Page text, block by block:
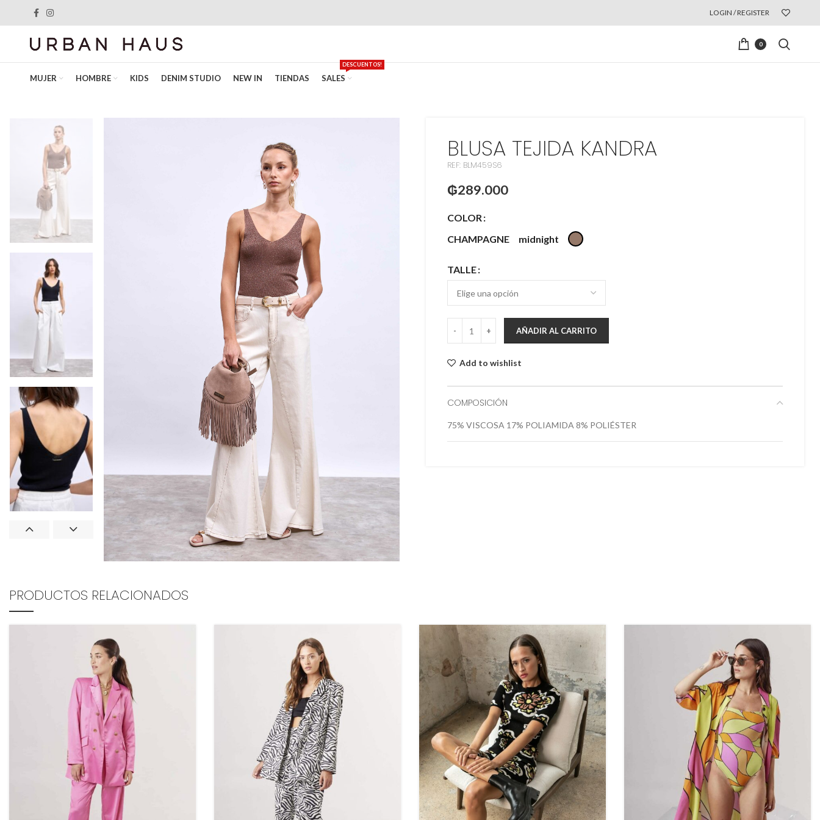
LOGIN / REGISTER
0
MUJER HOMBRE KIDS DENIM STUDIO NEW IN TIENDAS SALES
DESCUENTOS!
BLUSA TEJIDA KANDRA
REF: BLM459S6
₲289.000
COLOR
CHAMPAGNE
midnight
TALLE
AÑADIR AL CARRITO
Add to wishlist
COMPOSICIÓN
75% VISCOSA 17% POLIAMIDA 8% POLIÉSTER
PRODUCTOS RELACIONADOS